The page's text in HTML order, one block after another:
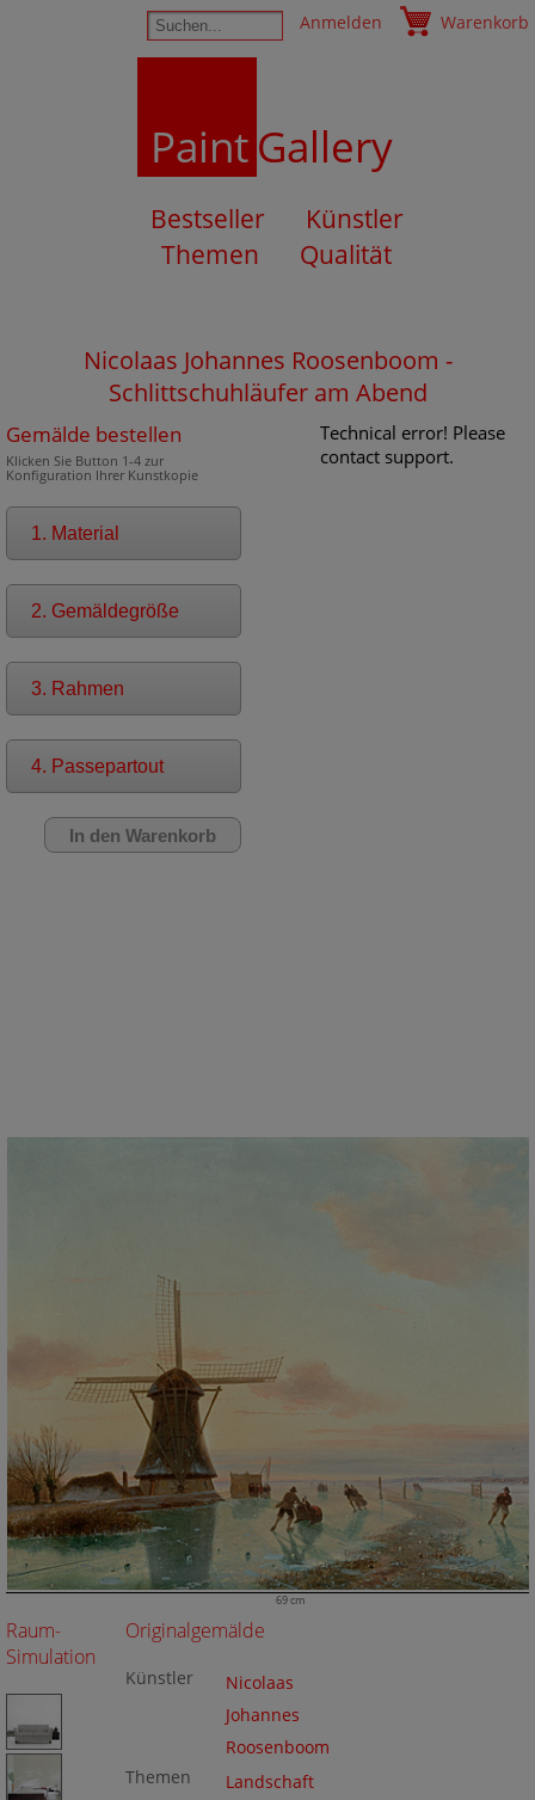
Anmelden Warenkorb
PaintGallery
Bestseller
Künstler
Themen
Qualität
Nicolaas Johannes Roosenboom -
Schlittschuhläufer am Abend
Gemälde bestellen
Klicken Sie Button 1-4 zur
Konfiguration Ihrer Kunstkopie
1. Material
2. Gemäldegröße
3. Rahmen
4. Passepartout
69 cm
Technical error! Please
contact support.
Raum-
Simulation
Originalgemälde
Künstler
Nicolaas
Johannes
Roosenboom
Themen
Landschaft